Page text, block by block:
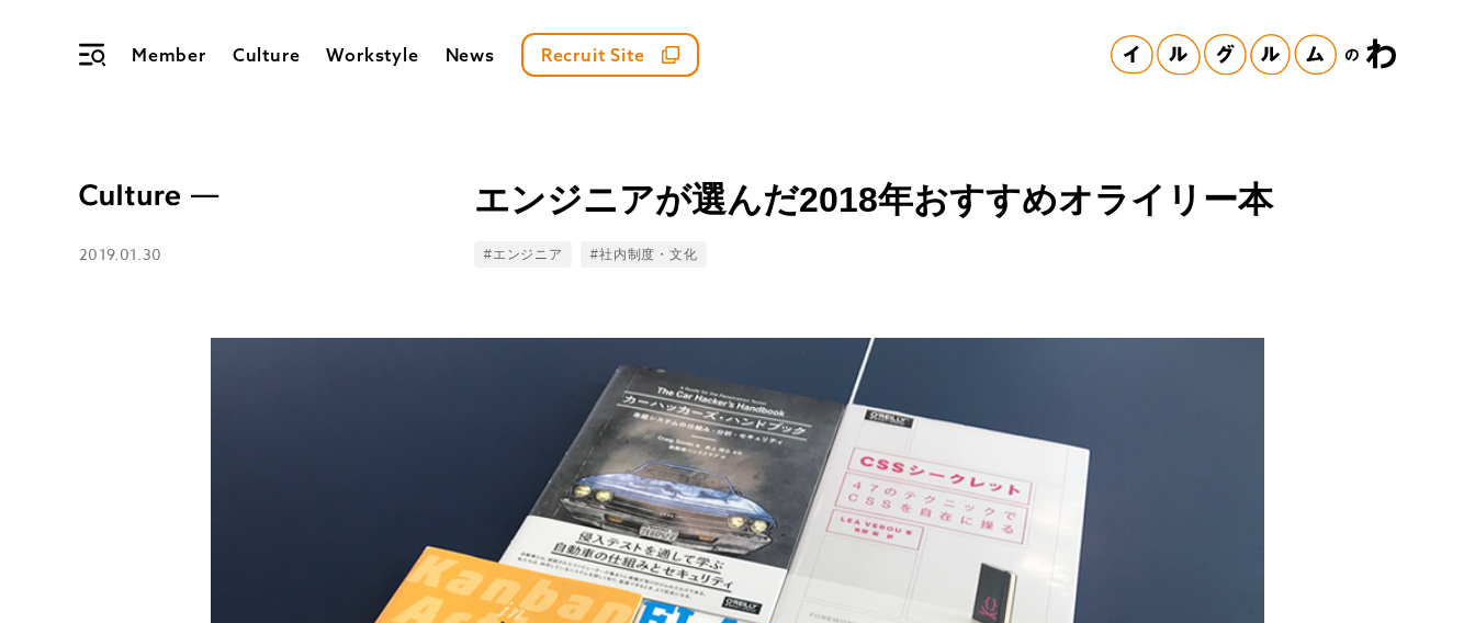
Member Culture Workstyle News Recruit Site
エンジニアが選んだ2018年おすすめオライリー本
Tags
#エンジニア #社内制度・文化
2019.01.30